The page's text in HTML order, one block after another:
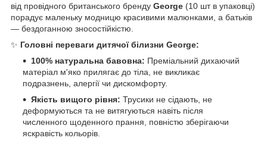
від провідного британського бренду George (10 шт в упаковці)
порадує маленьку модницю красивими малюнками, а батьків
— бездоганною зносостійкістю.
✨ Головні переваги дитячої білизни George:
100% натуральна бавовна: Преміальний дихаючий
матеріал м'яко прилягає до тіла, не викликає
подразнень, алергії чи дискомфорту.
Якість вищого рівня: Трусики не сідають, не
деформуються та не витягуються навіть після
численного щоденного прання, повністю зберігаючи
яскравість кольорів.